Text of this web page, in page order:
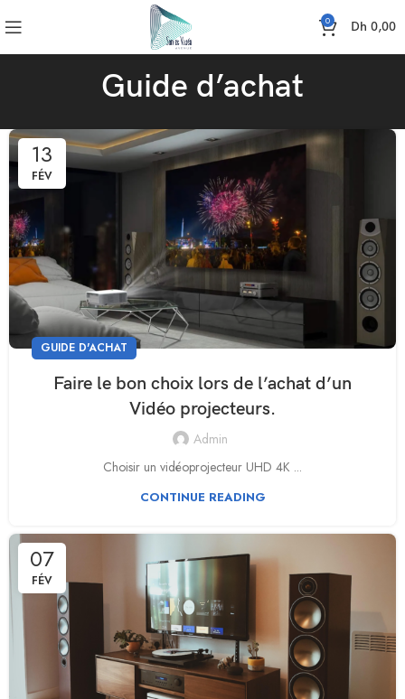
0 Dh 0,00
Guide d’achat
13
FÉV
GUIDE D'ACHAT
Faire le bon choix lors de l’achat d’un
Vidéo projecteurs.
Admin
Choisir un vidéoprojecteur UHD 4K ...
CONTINUE READING
07
FÉV